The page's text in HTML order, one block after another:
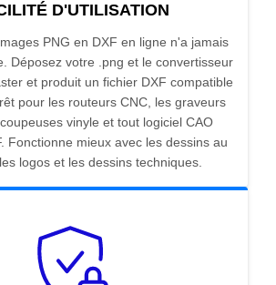
D'UTILISATION
PNG en DXF en ligne n'a jamais
Déposez votre .png et le convertisseur
et produit un fichier DXF compatible
pour les routeurs CNC, les graveurs
vinyle et tout logiciel CAO
Fonctionne mieux avec les dessins au
logos et les dessins techniques.